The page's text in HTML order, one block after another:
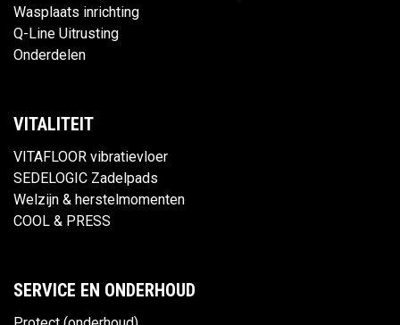
Wasplaats inrichting
Q-Line Uitrusting
Onderdelen
VITALITEIT
VITAFLOOR vibratievloer
SEDELOGIC Zadelpads
Welzijn & herstelmomenten
COOL & PRESS
SERVICE EN ONDERHOUD